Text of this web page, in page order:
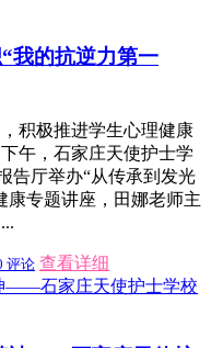
我的抗逆力第一
积极推进学生心理健康
午，石家庄天使护士学
告厅举办“从传承到发光
专题讲座，田娜老师主
评论 查看详细